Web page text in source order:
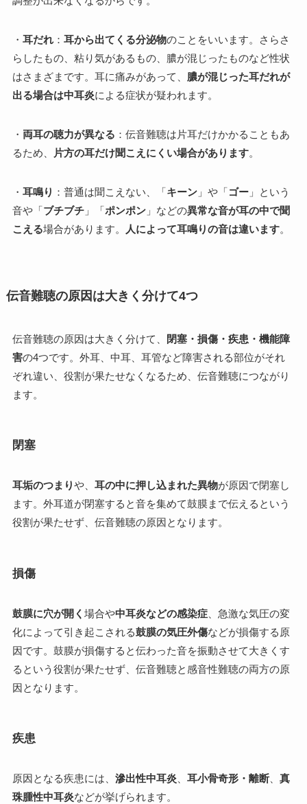
・ 耳だれ： 耳から出てくる分泌物のことをいいます。さらさ
らしたもの、粘り気があるもの、膿が混じったものなど性状
はさまざまです。耳に痛みがあって、 膿が混じった耳だれが
出る場合は中耳炎による症状が疑われます。
・ 両耳の聴力が異なる ：伝音難聴は片耳だけかかることもあ
るため、
片方の耳だけ聞こえにくい場合があります。
・ 耳鳴り ：普通は聞こえない、「キーン」や「ゴー」という
音や「ブチブチ」「ポンポン」などの異常な音が耳の中で聞
こえる場合があります。 人によって耳鳴りの音は違います。
伝音難聴の原因は大きく分けて4つ
伝音難聴の原因は大きく分けて、
閉塞・損傷・疾患・機能障
害の4つです。外耳、中耳、耳管など障害される部位がそれ
ぞれ違い、役割が果たせなくなるため、伝音難聴につながり
ます。
閉塞
耳垢のつまりや、 耳の中に押し込まれた異物が原因で閉塞し
ます。外耳道が閉塞すると音を集めて鼓膜まで伝えるという
役割が果たせず、伝音難聴の原因となります。
損傷
鼓膜に穴が開く 場合や中耳炎などの感染症、急激な気圧の変
化によって引き起こされる鼓膜の気圧外傷などが損傷する原
因です。鼓膜が損傷すると伝わった音を振動させて大きくす
るという役割が果たせず、伝音難聴と感音性難聴の両方の原
因となります。
疾患
原因となる疾患には、 滲出性中耳炎、 耳小骨奇形・離断、 真
珠腫性中耳炎などが挙げられます。